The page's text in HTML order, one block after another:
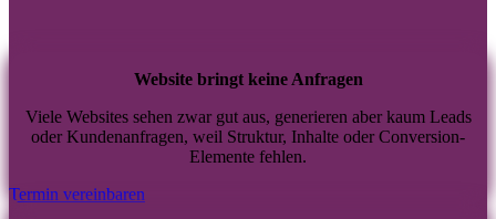
Website bringt keine Anfragen
Viele Websites sehen zwar gut aus, generieren aber kaum Leads
oder Kundenanfragen, weil Struktur, Inhalte oder Conversion-
Elemente fehlen.
Termin vereinbaren